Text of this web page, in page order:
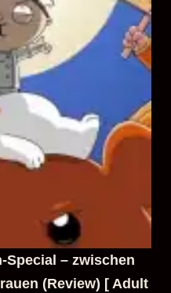
Special – zwischen
]